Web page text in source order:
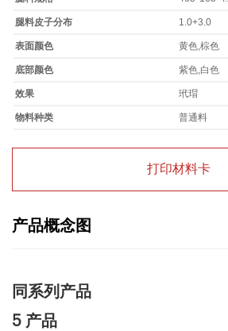
腿料皮子分布 1.0+3.0
表面颜色 黄色,棕色
底部颜色 紫色,白色
效果 玳瑁
物料种类 普通料
打印材料卡
产品概念图
同系列产品
5 产品